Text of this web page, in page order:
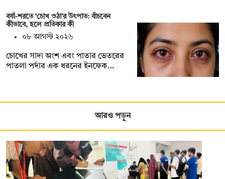
বর্ষা-শরতে ‘চোখ ওঠা’র উৎপাত: বাঁচবেন
কীভাবে, হলে প্রতিকার কী
০৮ আগস্ট ২০২৬
চোখের সাদা অংশ এবং পাতার ভেতরের
পাতলা পর্দার এক ধরনের ইনফেক…
আরও পড়ুন